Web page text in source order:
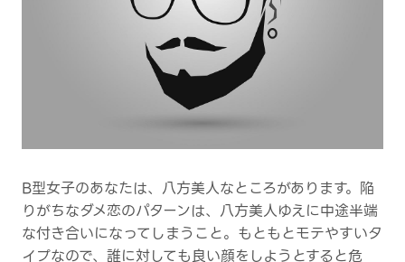
B型女子のあなたは、八方美人なところがあります。陥
りがちなダメ恋のパターンは、八方美人ゆえに中途半端
な付き合いになってしまうこと。もともとモテやすいタ
イプなので、誰に対しても良い顔をしようとすると危